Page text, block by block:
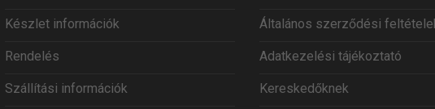
Készlet információk
Rendelés
Szállítási információk
Általános szerződési
Adatkezelési tájékoztató
Kereskedőknek